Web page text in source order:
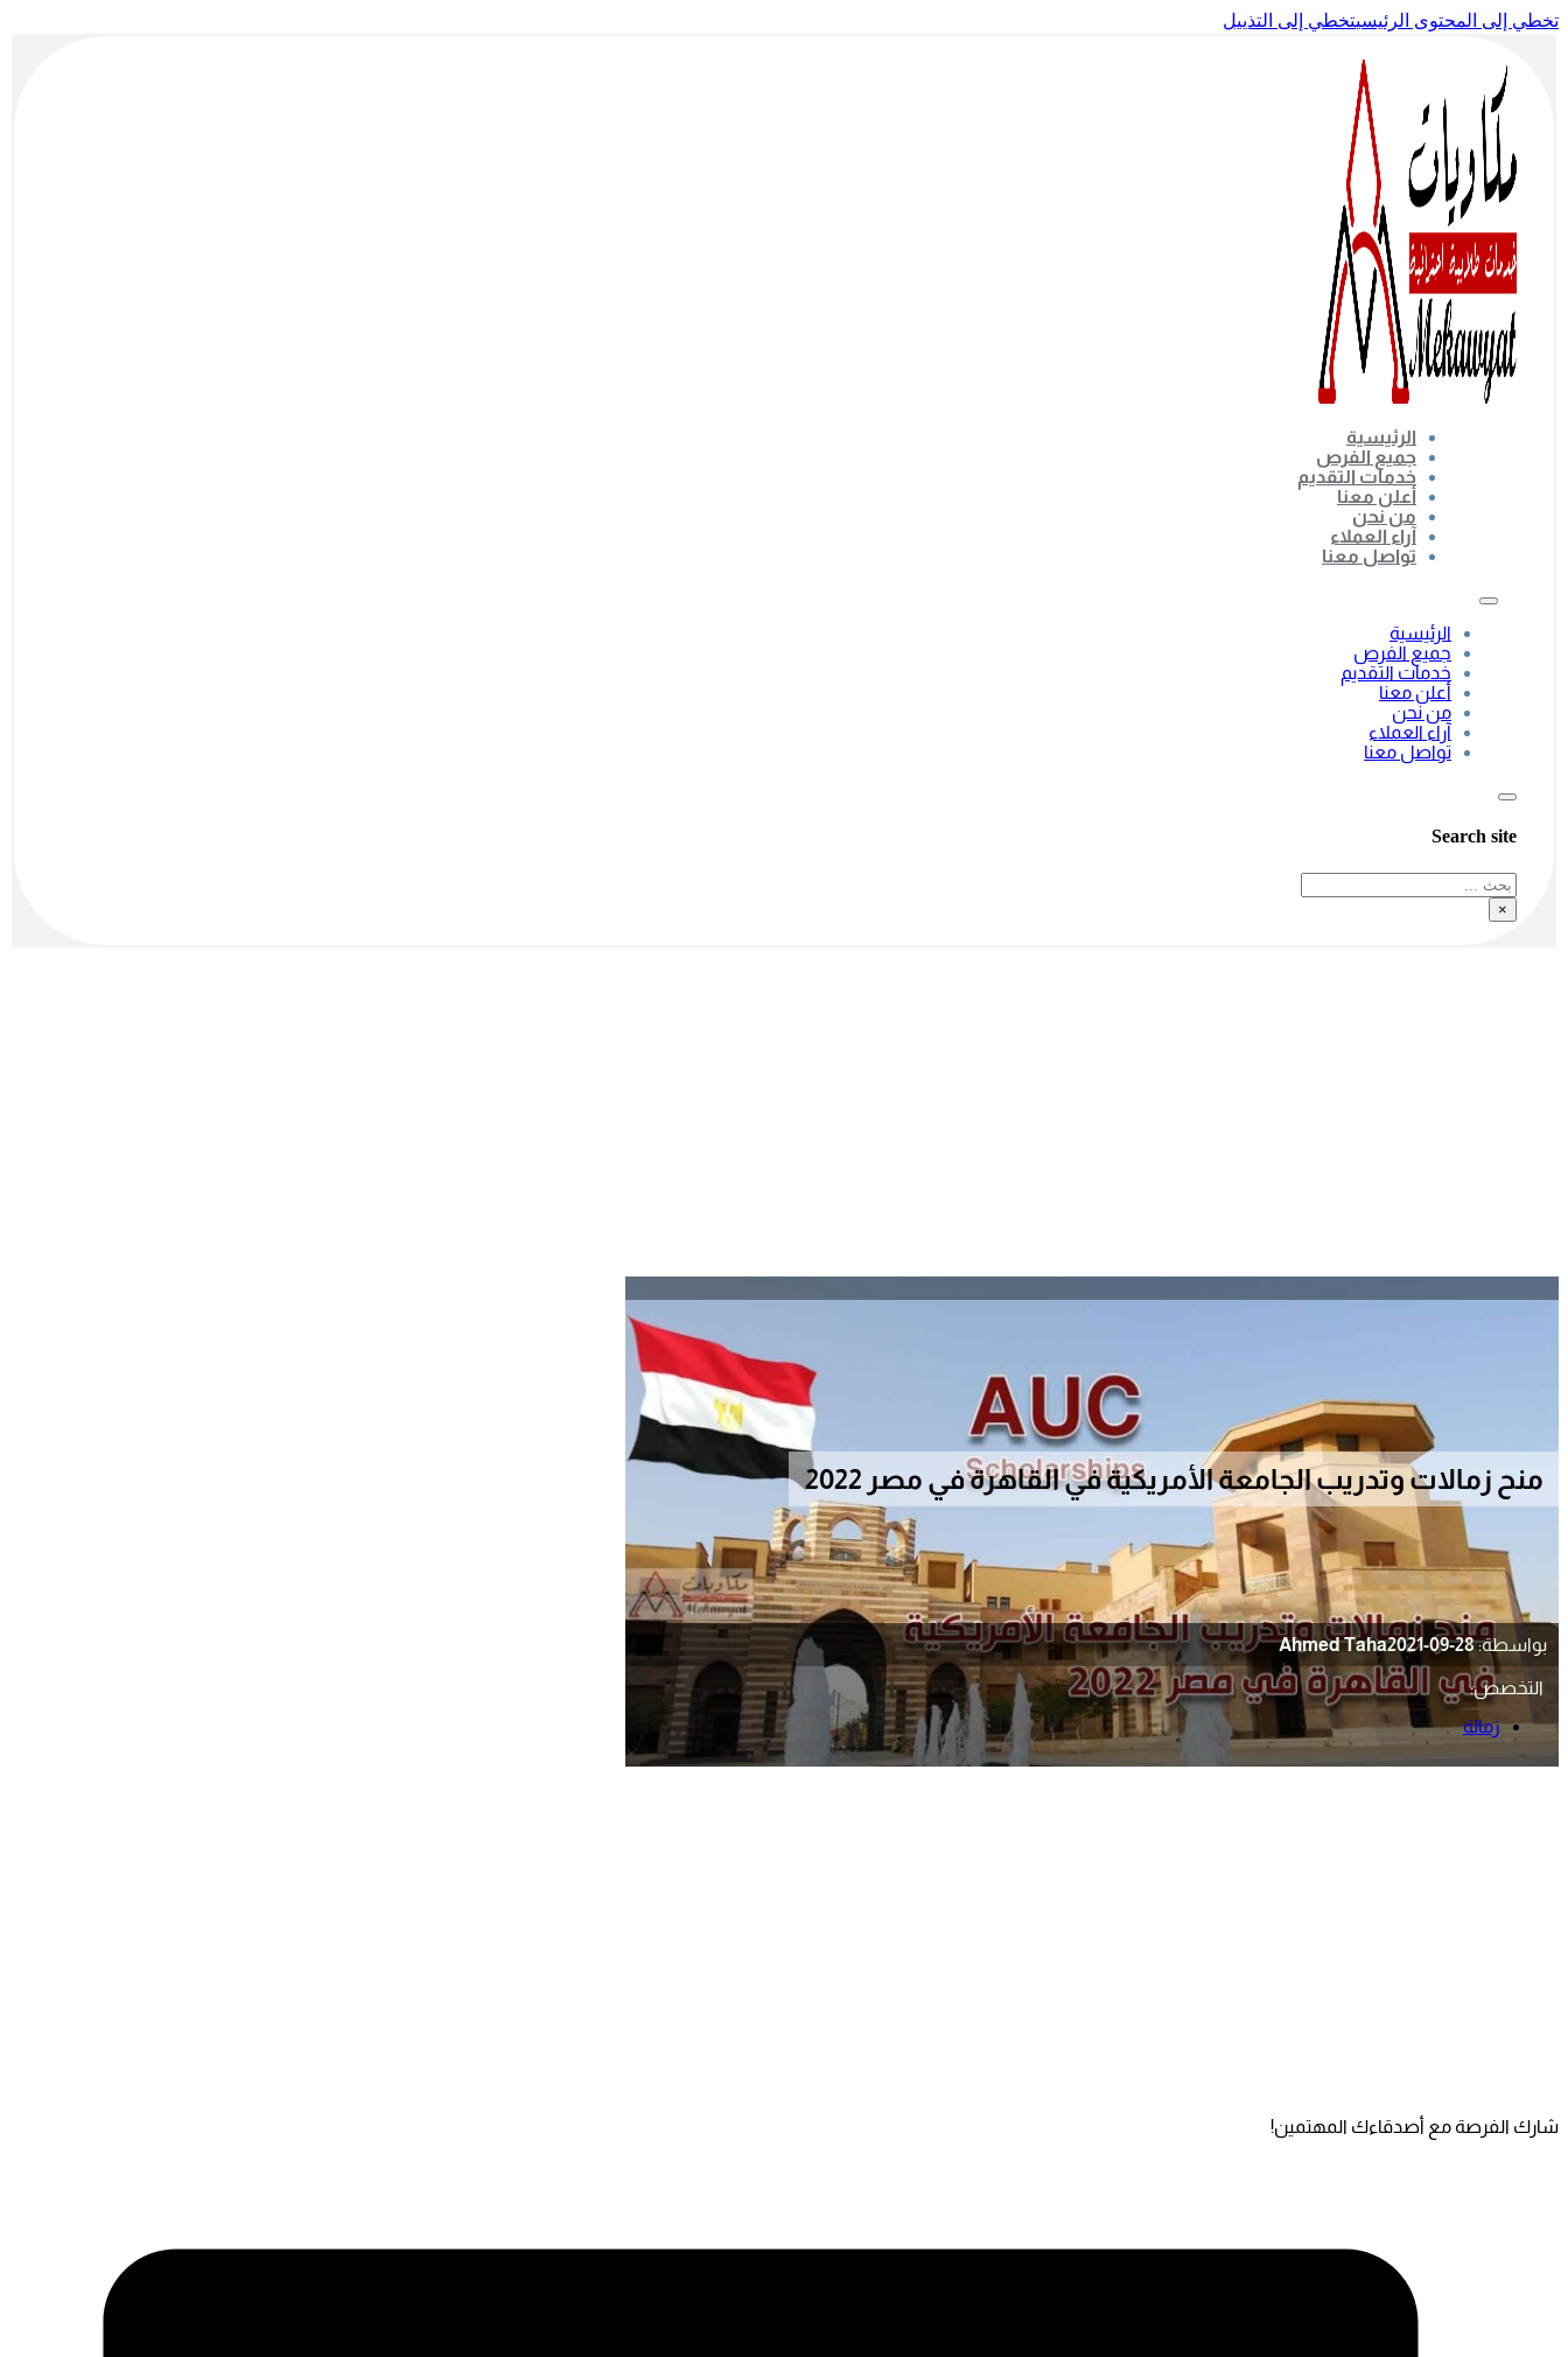
تخطي إلى المحتوى الرئيسيتخطي إلى التذييل
الرئيسية
جميع الفرص
خدمات التقديم
أعلن معنا
من نحن
آراء العملاء
تواصل معنا
الرئيسية
جميع الفرص
خدمات التقديم
أعلن معنا
من نحن
آراء العملاء
تواصل معنا
Search site
بحث
×
منح زمالات وتدريب الجامعة الأمريكية في القاهرة في مصر 2022
بواسطة: Ahmed Taha2021-09-28
التخصص:
زمالة
شارك الفرصة مع أصدقاءك المهتمين!